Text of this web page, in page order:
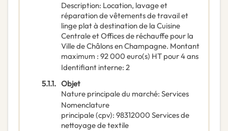
Description: Location, lavage et
réparation de vêtements de travail et
linge plat à destination de la Cuisine
Centrale et Offices de réchauffe pour la
Ville de Châlons en Champagne. Montant
maximum : 92 000 euro(s) HT pour 4 ans
Identifiant interne: 2
5.1.1. Objet
Nature principale du marché: Services
Nomenclature
principale(cpv): 98312000 Services de
nettoyage de textile